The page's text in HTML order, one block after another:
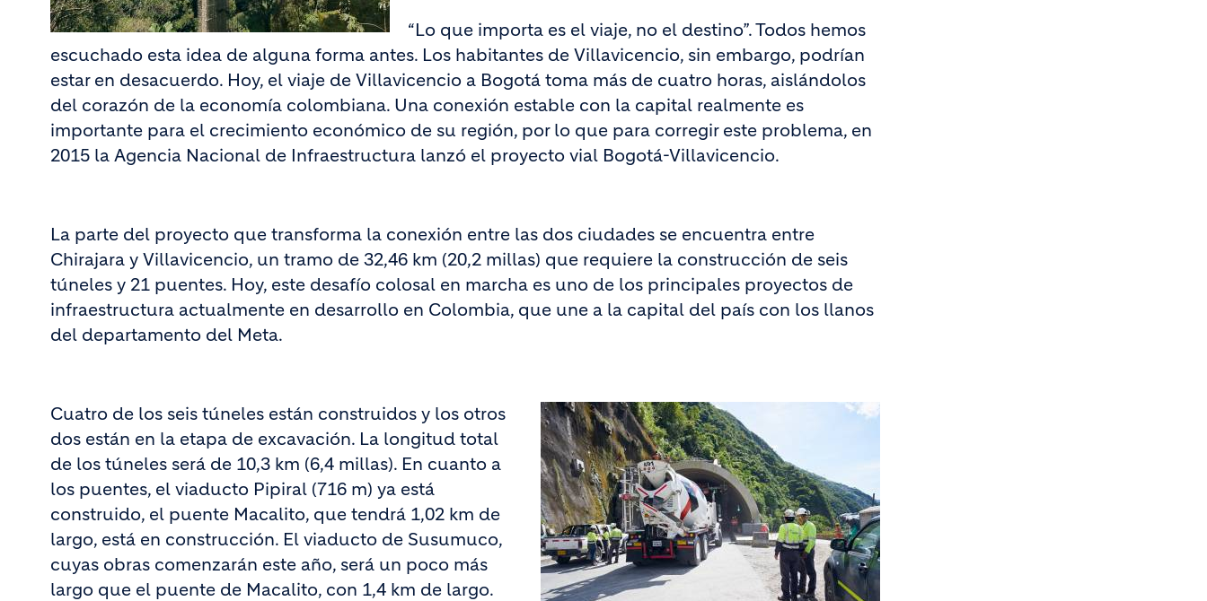
“Lo que importa es el viaje, no el destino”. Todos hemos
escuchado esta idea de alguna forma antes. Los habitantes de Villavicencio, sin embargo, podrían
estar en desacuerdo. Hoy, el viaje de Villavicencio a Bogotá toma más de cuatro horas, aislándolos
del corazón de la economía colombiana. Una conexión estable con la capital realmente es
importante para el crecimiento económico de su región, por lo que para corregir este problema, en
2015 la Agencia Nacional de Infraestructura lanzó el proyecto vial Bogotá-Villavicencio.
La parte del proyecto que transforma la conexión entre las dos ciudades se encuentra entre
Chirajara y Villavicencio, un tramo de 32,46 km (20,2 millas) que requiere la construcción de seis
túneles y 21 puentes. Hoy, este desafío colosal en marcha es uno de los principales proyectos de
infraestructura actualmente en desarrollo en Colombia, que une a la capital del país con los llanos
del departamento del Meta.
Cuatro de los seis túneles están construidos y los otros
dos están en la etapa de excavación. La longitud total
de los túneles será de 10,3 km (6,4 millas). En cuanto a
los puentes, el viaducto Pipiral (716 m) ya está
construido, el puente Macalito, que tendrá 1,02 km de
largo, está en construcción. El viaducto de Susumuco,
cuyas obras comenzarán este año, será un poco más
largo que el puente de Macalito, con 1,4 km de largo.